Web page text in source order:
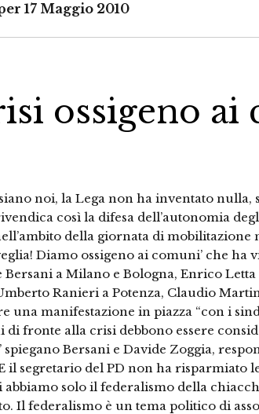
17 Maggio 2010
ossigeno ai
noi, la Lega non ha inventato nulla,
così la difesa dell’autonomia
della giornata di mobilitazione
Diamo ossigeno ai comuni’ che ha
a Milano e Bologna, Enrico Letta
Ranieri a Potenza, Claudio
una manifestazione in piazza “con i
fronte alla crisi debbono essere
Bersani e Davide Zoggia,
il segretario del PD non ha risparmiato
abbiamo solo il federalismo della
Il federalismo è un tema politico di